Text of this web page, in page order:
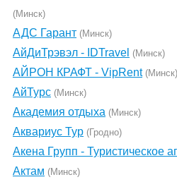
(Минск)
АДС Гарант (Минск)
АйДиТрэвэл - IDTravel (Минск)
АЙРОН КРАФТ - VipRent (Минск)
АйТурс (Минск)
Академия отдыха (Минск)
Аквариус Тур (Гродно)
Акена Групп - Туристическое
Актам (Минск)